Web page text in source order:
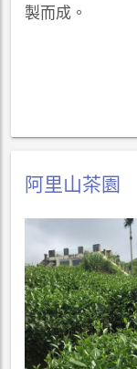
製而成。
阿里山茶園